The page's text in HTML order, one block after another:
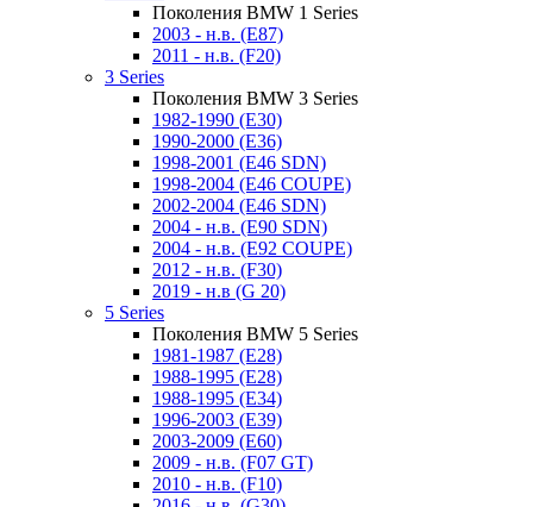
Поколения BMW 1 Series
2003 - н.в. (E87)
2011 - н.в. (F20)
3 Series
Поколения BMW 3 Series
1982-1990 (E30)
1990-2000 (E36)
1998-2001 (E46 SDN)
1998-2004 (E46 COUPE)
2002-2004 (E46 SDN)
2004 - н.в. (E90 SDN)
2004 - н.в. (E92 COUPE)
2012 - н.в. (F30)
2019 - н.в (G 20)
5 Series
Поколения BMW 5 Series
1981-1987 (E28)
1988-1995 (E28)
1988-1995 (E34)
1996-2003 (E39)
2003-2009 (E60)
2009 - н.в. (F07 GT)
2010 - н.в. (F10)